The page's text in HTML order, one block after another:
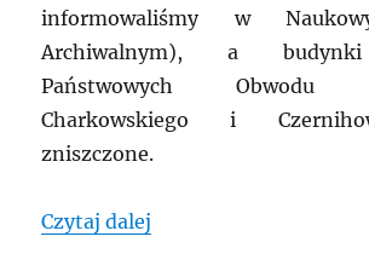
informowaliśmy w
Archiwalnym), a
Państwowych Obwodu
Charkowskiego i
zniszczone.
Czytaj dalej